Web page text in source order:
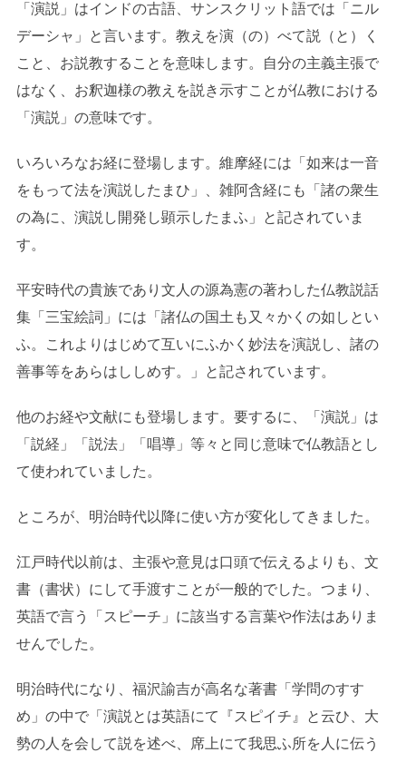
「演説」はインドの古語、サンスクリット語では「ニル
デーシャ」と言います。教えを演（の）べて説（と）く
こと、お説教することを意味します。自分の主義主張で
はなく、お釈迦様の教えを説き示すことが仏教における
「演説」の意味です。
いろいろなお経に登場します。維摩経には「如来は一音
をもって法を演説したまひ」、雑阿含経にも「諸の衆生
の為に、演説し開発し顕示したまふ」と記されていま
す。
平安時代の貴族であり文人の源為憲の著わした仏教説話
集「三宝絵詞」には「諸仏の国土も又々かくの如しとい
ふ。これよりはじめて互いにふかく妙法を演説し、諸の
善事等をあらはししめす。」と記されています。
他のお経や文献にも登場します。要するに、「演説」は
「説経」「説法」「唱導」等々と同じ意味で仏教語とし
て使われていました。
ところが、明治時代以降に使い方が変化してきました。
江戸時代以前は、主張や意見は口頭で伝えるよりも、文
書（書状）にして手渡すことが一般的でした。つまり、
英語で言う「スピーチ」に該当する言葉や作法はありま
せんでした。
明治時代になり、福沢諭吉が高名な著書「学問のすす
め」の中で「演説とは英語にて『スピイチ』と云ひ、大
勢の人を会して説を述べ、席上にて我思ふ所を人に伝う